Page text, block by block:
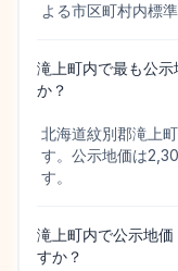
よる市区町村内標
滝上町内で最も公
か？
北海道紋別郡滝上
す。公示地価は
す。
滝上町内で公示地
すか？